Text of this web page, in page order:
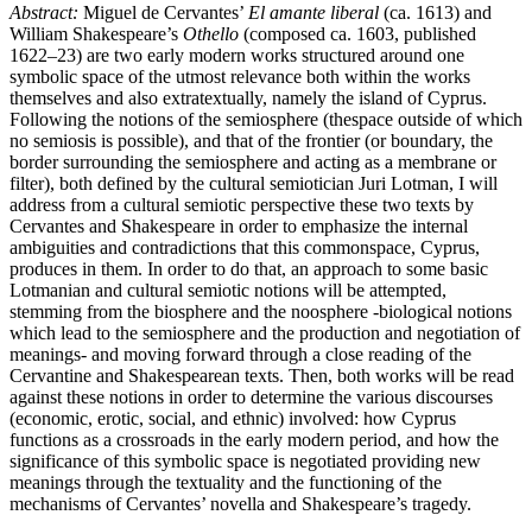
Abstract: Miguel de Cervantes’ El amante liberal (ca. 1613) and
William Shakespeare’s Othello (composed ca. 1603, published
1622–23) are two early modern works structured around one
symbolic space of the utmost relevance both within the works
themselves and also extratextually, namely the island of Cyprus.
Following the notions of the semiosphere (thespace outside of which
no semiosis is possible), and that of the frontier (or boundary, the
border surrounding the semiosphere and acting as a membrane or
filter), both defined by the cultural semiotician Juri Lotman, I will
address from a cultural semiotic perspective these two texts by
Cervantes and Shakespeare in order to emphasize the internal
ambiguities and contradictions that this commonspace, Cyprus,
produces in them. In order to do that, an approach to some basic
Lotmanian and cultural semiotic notions will be attempted,
stemming from the biosphere and the noosphere -biological notions
which lead to the semiosphere and the production and negotiation of
meanings- and moving forward through a close reading of the
Cervantine and Shakespearean texts. Then, both works will be read
against these notions in order to determine the various discourses
(economic, erotic, social, and ethnic) involved: how Cyprus
functions as a crossroads in the early modern period, and how the
significance of this symbolic space is negotiated providing new
meanings through the textuality and the functioning of the
mechanisms of Cervantes’ novella and Shakespeare’s tragedy.